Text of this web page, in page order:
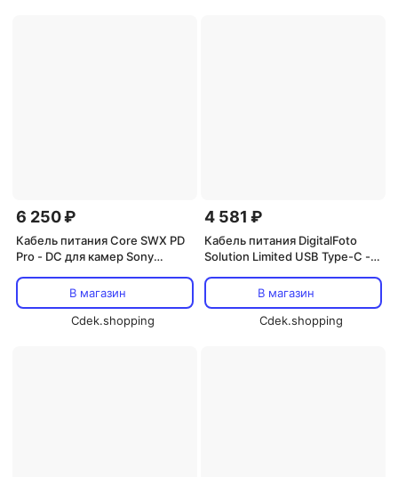
6 250 ₽
Кабель питания Core SWX PD
Pro - DC для камер Sony
В магазин
Cdek.shopping
4 581 ₽
Кабель питания DigitalFoto
Solution Limited USB Type-C -
кабель для BMPCC
В магазин
Cdek.shopping